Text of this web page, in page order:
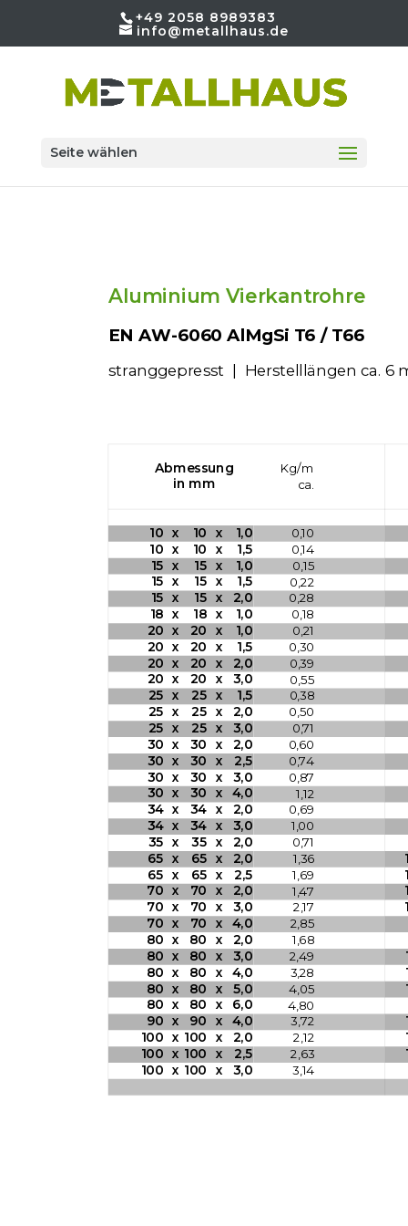
+49 2058 8989383
info@metallhaus.de
Seite wählen
Abmessung Kg/m
in mm
10 x 10 x 1,0 0,10
10 x 10 x 1,5 0,14
15 x 15 x 1,0 0,15
15 x 15 x 1,5 0,22
15 x 15 x 2,0 0,28
18 x 18 x 1,0 0,18
20 x 20 x 1,0 0,21
20 x 20 x 1,5 0,30
20 x 20 x 2,0 0,39
20 x 20 x 3,0 0,55
25 x 25 x 1,5 0,38
25 x 25 x 2,0 0,50
25 x 25 x 3,0 0,71
30 x 30 x 2,0 0,60
30 x 30 x 2,5 0,74
30 x 30 x 3,0 0,87
30 x 30 x 4,0 1,12
34 x 34 x 2,0 0,69
34 x 34 x 3,0 1,00
35 x 35 x 2,0 0,71
65 x 65 x 2,0 1,36
65 x 65 x 2,5 1,69
70 x 70 x 2,0 1,47
70 x 70 x 3,0 2,17
70 x 70 x 4,0 2,85
80 x 80 x 2,0 1,68
80 x 80 x 3,0 2,49
80 x 80 x 4,0 3,28
80 x 80 x 5,0 4,05
80 x 80 x 6,0 4,80
90 x 90 x 4,0 3,72
100 x 100 x 2,0 2,12
100 x 100 x 2,5 2,63
100 x 100 x 3,0 3,14
Aluminium Vierkantrohre
EN AW-6060 AlMgSi T6 / T66
stranggepresst |